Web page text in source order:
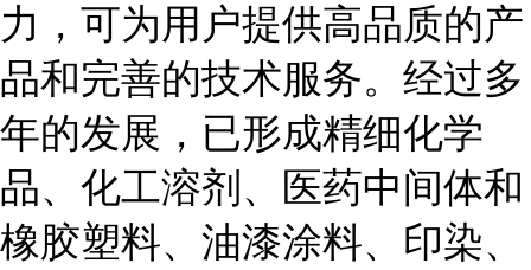
力，可为用户提供高品质的产
品和完善的技术服务。经过多
年的发展，已形成精细化学
品、化工溶剂、医药中间体和
橡胶塑料、油漆涂料、印染、